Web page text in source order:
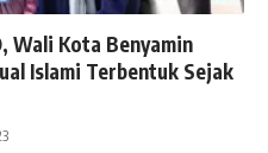
Wali Kota Benyamin
Islami Terbentuk Sejak